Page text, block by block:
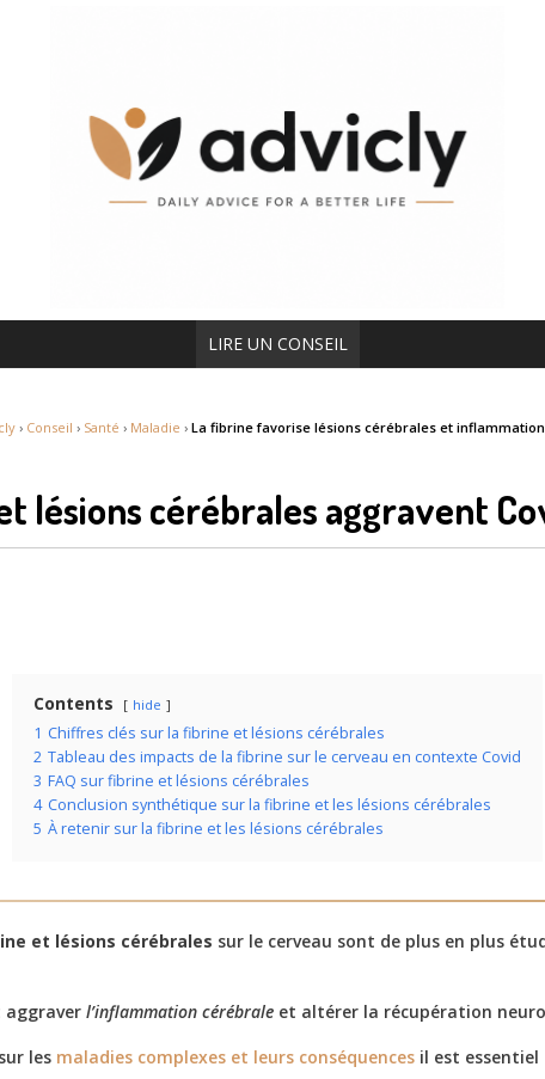
LIRE UN CONSEIL
› Conseil › Santé › Maladie › La fibrine favorise lésions cérébrales et
lésions cérébrales aggravent
Contents hide
1 Chiffres clés sur la fibrine et lésions cérébrales
2 Tableau des impacts de la fibrine sur le cerveau en contexte Covid
3 FAQ sur fibrine et lésions cérébrales
4 Conclusion synthétique sur la fibrine et les lésions cérébrales
5 À retenir sur la fibrine et les lésions cérébrales
et lésions cérébrales sur le cerveau sont de plus en plus
l’inflammation cérébrale et altérer la récupération
les maladies complexes et leurs conséquences il est